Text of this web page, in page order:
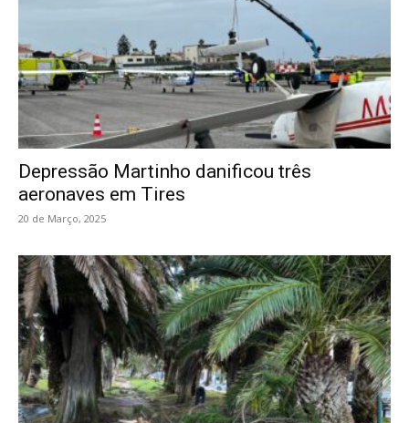
Depressão Martinho danificou três
aeronaves em Tires
20 de Março, 2025